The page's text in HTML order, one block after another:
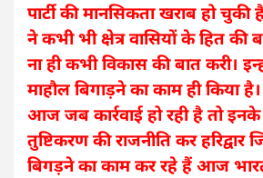
पार्टी की मानसिकता खराब हो
ने कभी भी क्षेत्र वासियों के हित की
ना ही कभी विकास की बात करी।
माहौल बिगाड़ने का काम ही किया
आज जब कार्रवाई हो रही है तो
तुष्टिकरण की राजनीति कर हरिद्वार
बिगड़ने का काम कर रहे हैं आज